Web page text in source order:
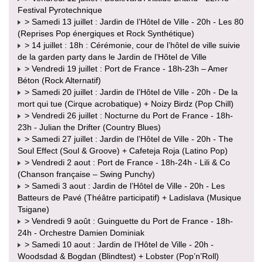
Festival Pyrotechnique
> Samedi 13 juillet : Jardin de l’Hôtel de Ville - 20h - Les 80
(Reprises Pop énergiques et Rock Synthétique)
> 14 juillet : 18h : Cérémonie, cour de l’hôtel de ville suivie
de la garden party dans le Jardin de l’Hôtel de Ville
> Vendredi 19 juillet : Port de France - 18h-23h – Amer
Béton (Rock Alternatif)
> Samedi 20 juillet : Jardin de l’Hôtel de Ville - 20h - De la
mort qui tue (Cirque acrobatique) + Noizy Birdz (Pop Chill)
> Vendredi 26 juillet : Nocturne du Port de France - 18h-
23h - Julian the Drifter (Country Blues)
> Samedi 27 juillet : Jardin de l’Hôtel de Ville - 20h - The
Soul Effect (Soul & Groove) + Cafeteja Roja (Latino Pop)
> Vendredi 2 aout : Port de France - 18h-24h - Lili & Co
(Chanson française – Swing Punchy)
> Samedi 3 aout : Jardin de l’Hôtel de Ville - 20h - Les
Batteurs de Pavé (Théâtre participatif) + Ladislava (Musique
Tsigane)
> Vendredi 9 août : Guinguette du Port de France - 18h-
24h - Orchestre Damien Dominiak
> Samedi 10 aout : Jardin de l’Hôtel de Ville - 20h -
Woodsdad & Bogdan (Blindtest) + Lobster (Pop’n’Roll)